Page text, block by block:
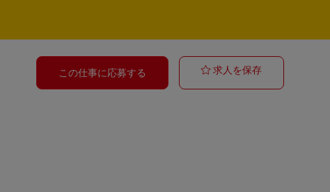
この仕事に応募する 求人を保存